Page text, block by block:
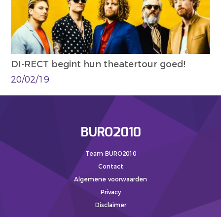
DI-RECT begint hun theatertour goed!
20/02/19
BURO2010
Team BURO2010
Contact
Algemene voorwaarden
Privacy
Disclaimer